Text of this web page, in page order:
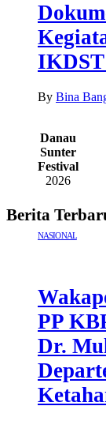
IKDST
By Bina
Danau
Sunter
Festival
2026
Berita
NASIONAL
PP
Dr.